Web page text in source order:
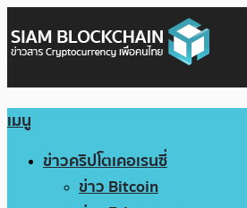
เมนู
ข่าวคริปโตเคอเรนซี่
ข่าว Bitcoin